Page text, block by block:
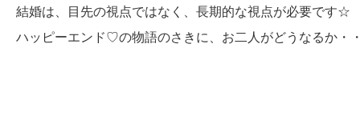
結婚は、目先の視点ではなく、長期的な視点が必要です☆
ハッピーエンド♡の物語のさきに、お二人がどうなるか・